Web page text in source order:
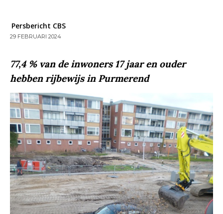
Persbericht CBS
29 FEBRUARI 2024
77,4 % van de inwoners 17 jaar en ouder
hebben rijbewijs in Purmerend